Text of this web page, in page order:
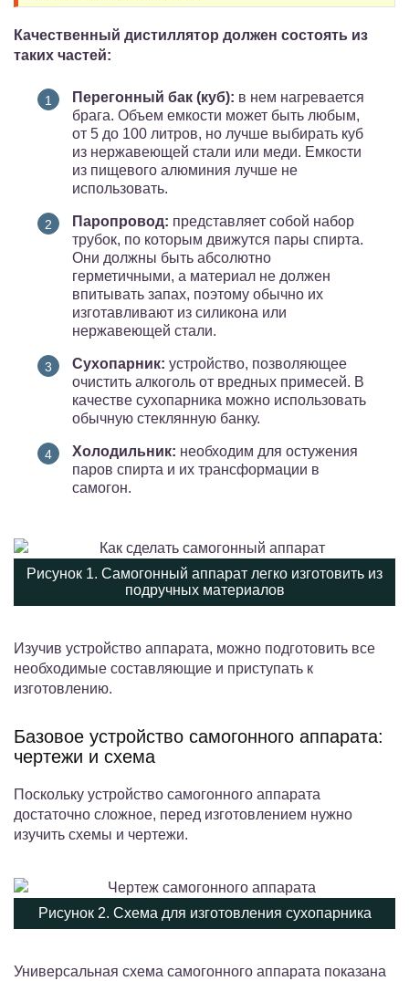
Качественный дистиллятор должен состоять из
таких частей:
Перегонный бак (куб): в нем нагревается
брага. Объем емкости может быть любым,
от 5 до 100 литров, но лучше выбирать куб
из нержавеющей стали или меди. Емкости
из пищевого алюминия лучше не
использовать.
Паропровод: представляет собой набор
трубок, по которым движутся пары спирта.
Они должны быть абсолютно
герметичными, а материал не должен
впитывать запах, поэтому обычно их
изготавливают из силикона или
нержавеющей стали.
Сухопарник: устройство, позволяющее
очистить алкоголь от вредных примесей. В
качестве сухопарника можно использовать
обычную стеклянную банку.
Холодильник: необходим для остужения
паров спирта и их трансформации в
самогон.
Рисунок 1. Самогонный аппарат легко изготовить из
подручных материалов
Изучив устройство аппарата, можно подготовить все
необходимые составляющие и приступать к
изготовлению.
Базовое устройство самогонного аппарата:
чертежи и схема
Поскольку устройство самогонного аппарата
достаточно сложное, перед изготовлением нужно
изучить схемы и чертежи.
Рисунок 2. Схема для изготовления сухопарника
Универсальная схема самогонного аппарата показана